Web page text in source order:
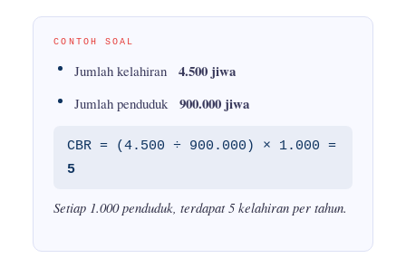
CONTOH SOAL
Jumlah kelahiran 4.500 jiwa
Jumlah penduduk 900.000 jiwa
CBR = (4.500 ÷ 900.000) × 1.000 =
5
Setiap 1.000 penduduk, terdapat 5 kelahiran per tahun.